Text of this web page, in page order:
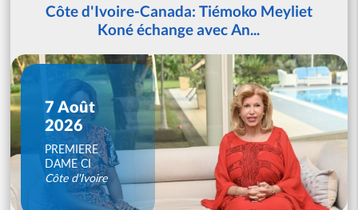
Côte d'Ivoire-Canada: Tiémoko Meyliet
Koné échange avec An...
7 Août
2026
PREMIERE
DAME CI
Côte d'Ivoire